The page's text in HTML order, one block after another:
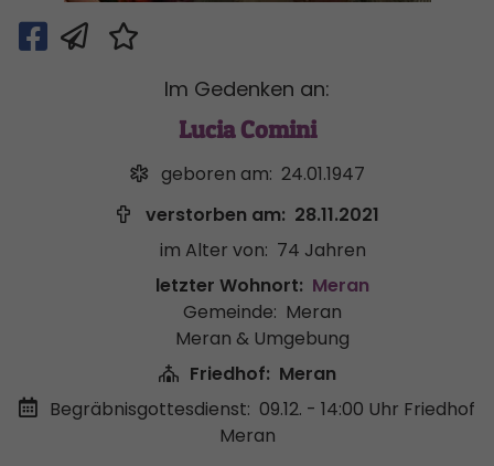
Im Gedenken an:
Lucia Comini
geboren am: 24.01.1947
verstorben am: 28.11.2021
im Alter von: 74 Jahren
letzter Wohnort: Meran
Gemeinde: Meran
Meran & Umgebung
Friedhof: Meran
Begräbnisgottesdienst: 09.12. - 14:00 Uhr Friedhof
Meran